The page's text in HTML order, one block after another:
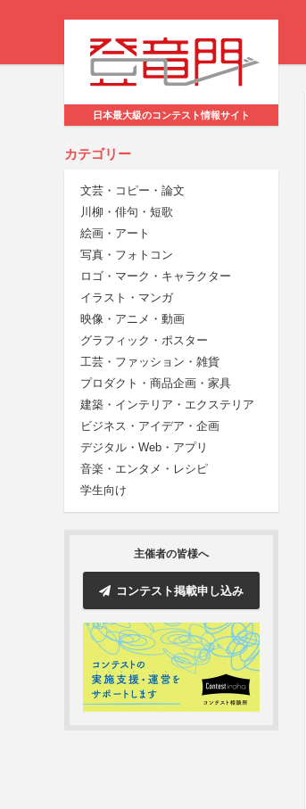
日本最大級のコンテスト情報サイト
カテゴリー
文芸・コピー・論文
川柳・俳句・短歌
絵画・アート
写真・フォトコン
ロゴ・マーク・キャラクター
イラスト・マンガ
映像・アニメ・動画
グラフィック・ポスター
工芸・ファッション・雑貨
プロダクト・商品企画・家具
建築・インテリア・エクステリア
ビジネス・アイデア・企画
デジタル・Web・アプリ
音楽・エンタメ・レシピ
学生向け
主催者の皆様へ
コンテスト掲載申し込み